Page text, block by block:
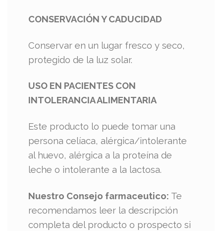
CONSERVACIÓN Y CADUCIDAD
Conservar en un lugar fresco y seco,
protegido de la luz solar.
USO EN PACIENTES CON
INTOLERANCIA ALIMENTARIA
Este producto lo puede tomar una
persona celíaca, alérgica/intolerante
al huevo, alérgica a la proteína de
leche o intolerante a la lactosa.
Nuestro Consejo farmaceutico: Te
recomendamos leer la descripción
completa del producto o prospecto si